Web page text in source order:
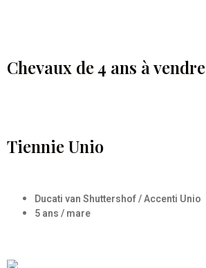
Chevaux de 4 ans à vendre
Tiennie Unio
Ducati van Shuttershof / Accenti Unio
5 ans / mare